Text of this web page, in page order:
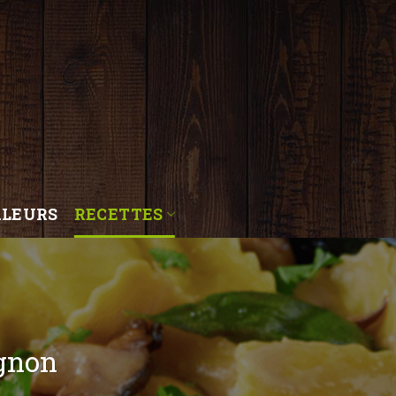
RECETTES